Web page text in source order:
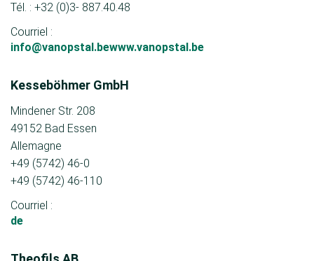
Tél. : +32 (0)3- 887.40.48
Courriel :
info@vanopstal.bewww.vanopstal.be
Kesseböhmer GmbH
Mindener Str. 208
49152 Bad Essen
Allemagne
+49 (5742) 46-0
+49 (5742) 46-110
Courriel :
de